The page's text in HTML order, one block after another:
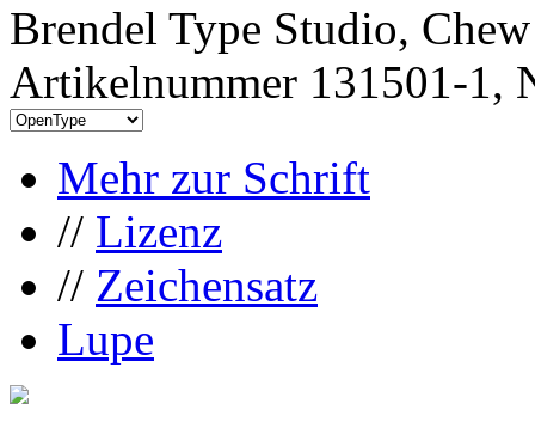
Brendel Type Studio,
Artikelnummer 131501-1,
Mehr zur Schrift
// Lizenz
// Zeichensatz
Lupe